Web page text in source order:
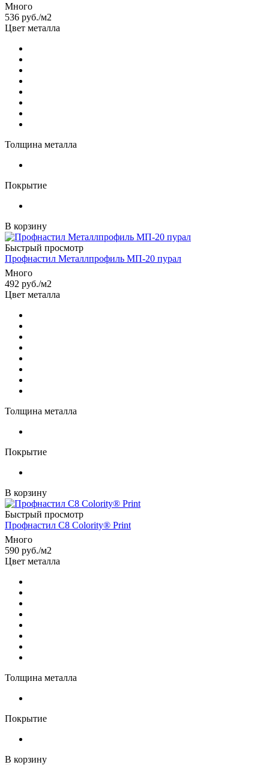
Много
536 руб./м2
Цвет металла
Толщина металла
Покрытие
В корзину
Быстрый просмотр
Профнастил Металлпрофиль МП-20 пурал
Много
492 руб./м2
Цвет металла
Толщина металла
Покрытие
В корзину
Быстрый просмотр
Профнастил С8 Colority® Print
Много
590 руб./м2
Цвет металла
Толщина металла
Покрытие
В корзину